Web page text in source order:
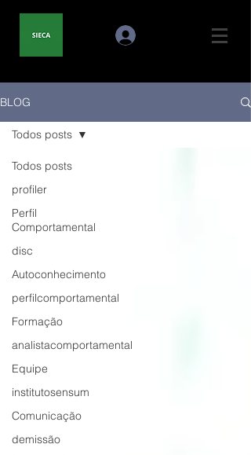
BLOG
Todos posts
profiler
Perfil
Comportamental
disc
Autoconhecimento
perfilcomportamental
Formação
analistacomportamental
Equipe
institutosensum
Comunicação
demissão
Todos posts